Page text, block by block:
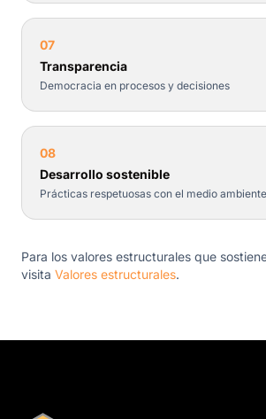
07
Transparencia
Democracia en procesos y decisiones
08
Desarrollo sostenible
Prácticas respetuosas con el medio ambiente
Para los valores estructurales que
visita Valores estructurales.